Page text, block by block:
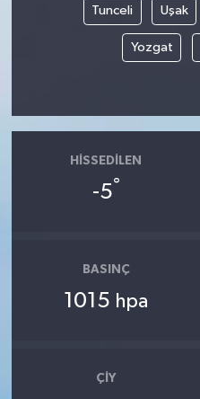
Tunceli Uşak
Yozgat
HISSEDILEN
-5°
BASINÇ
1015 hpa
ÇIY